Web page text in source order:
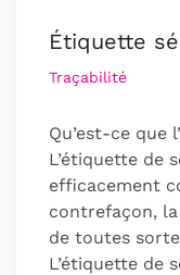
Étiquette
Traçabilité
Qu’est-ce que
L’étiquette de
efficacement
contrefaçon,
de toutes
L’étiquette de